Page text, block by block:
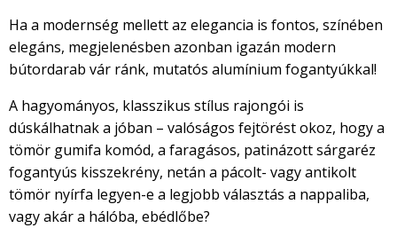
Ha a modernség mellett az elegancia is fontos, színében
elegáns, megjelenésben azonban igazán modern
bútordarab vár ránk, mutatós alumínium fogantyúkkal!
A hagyományos, klasszikus stílus rajongói is
dúskálhatnak a jóban – valóságos fejtörést okoz, hogy a
tömör gumifa komód, a faragásos, patinázott sárgaréz
fogantyús kisszekrény, netán a pácolt- vagy antikolt
tömör nyírfa legyen-e a legjobb választás a nappaliba,
vagy akár a hálóba, ebédlőbe?